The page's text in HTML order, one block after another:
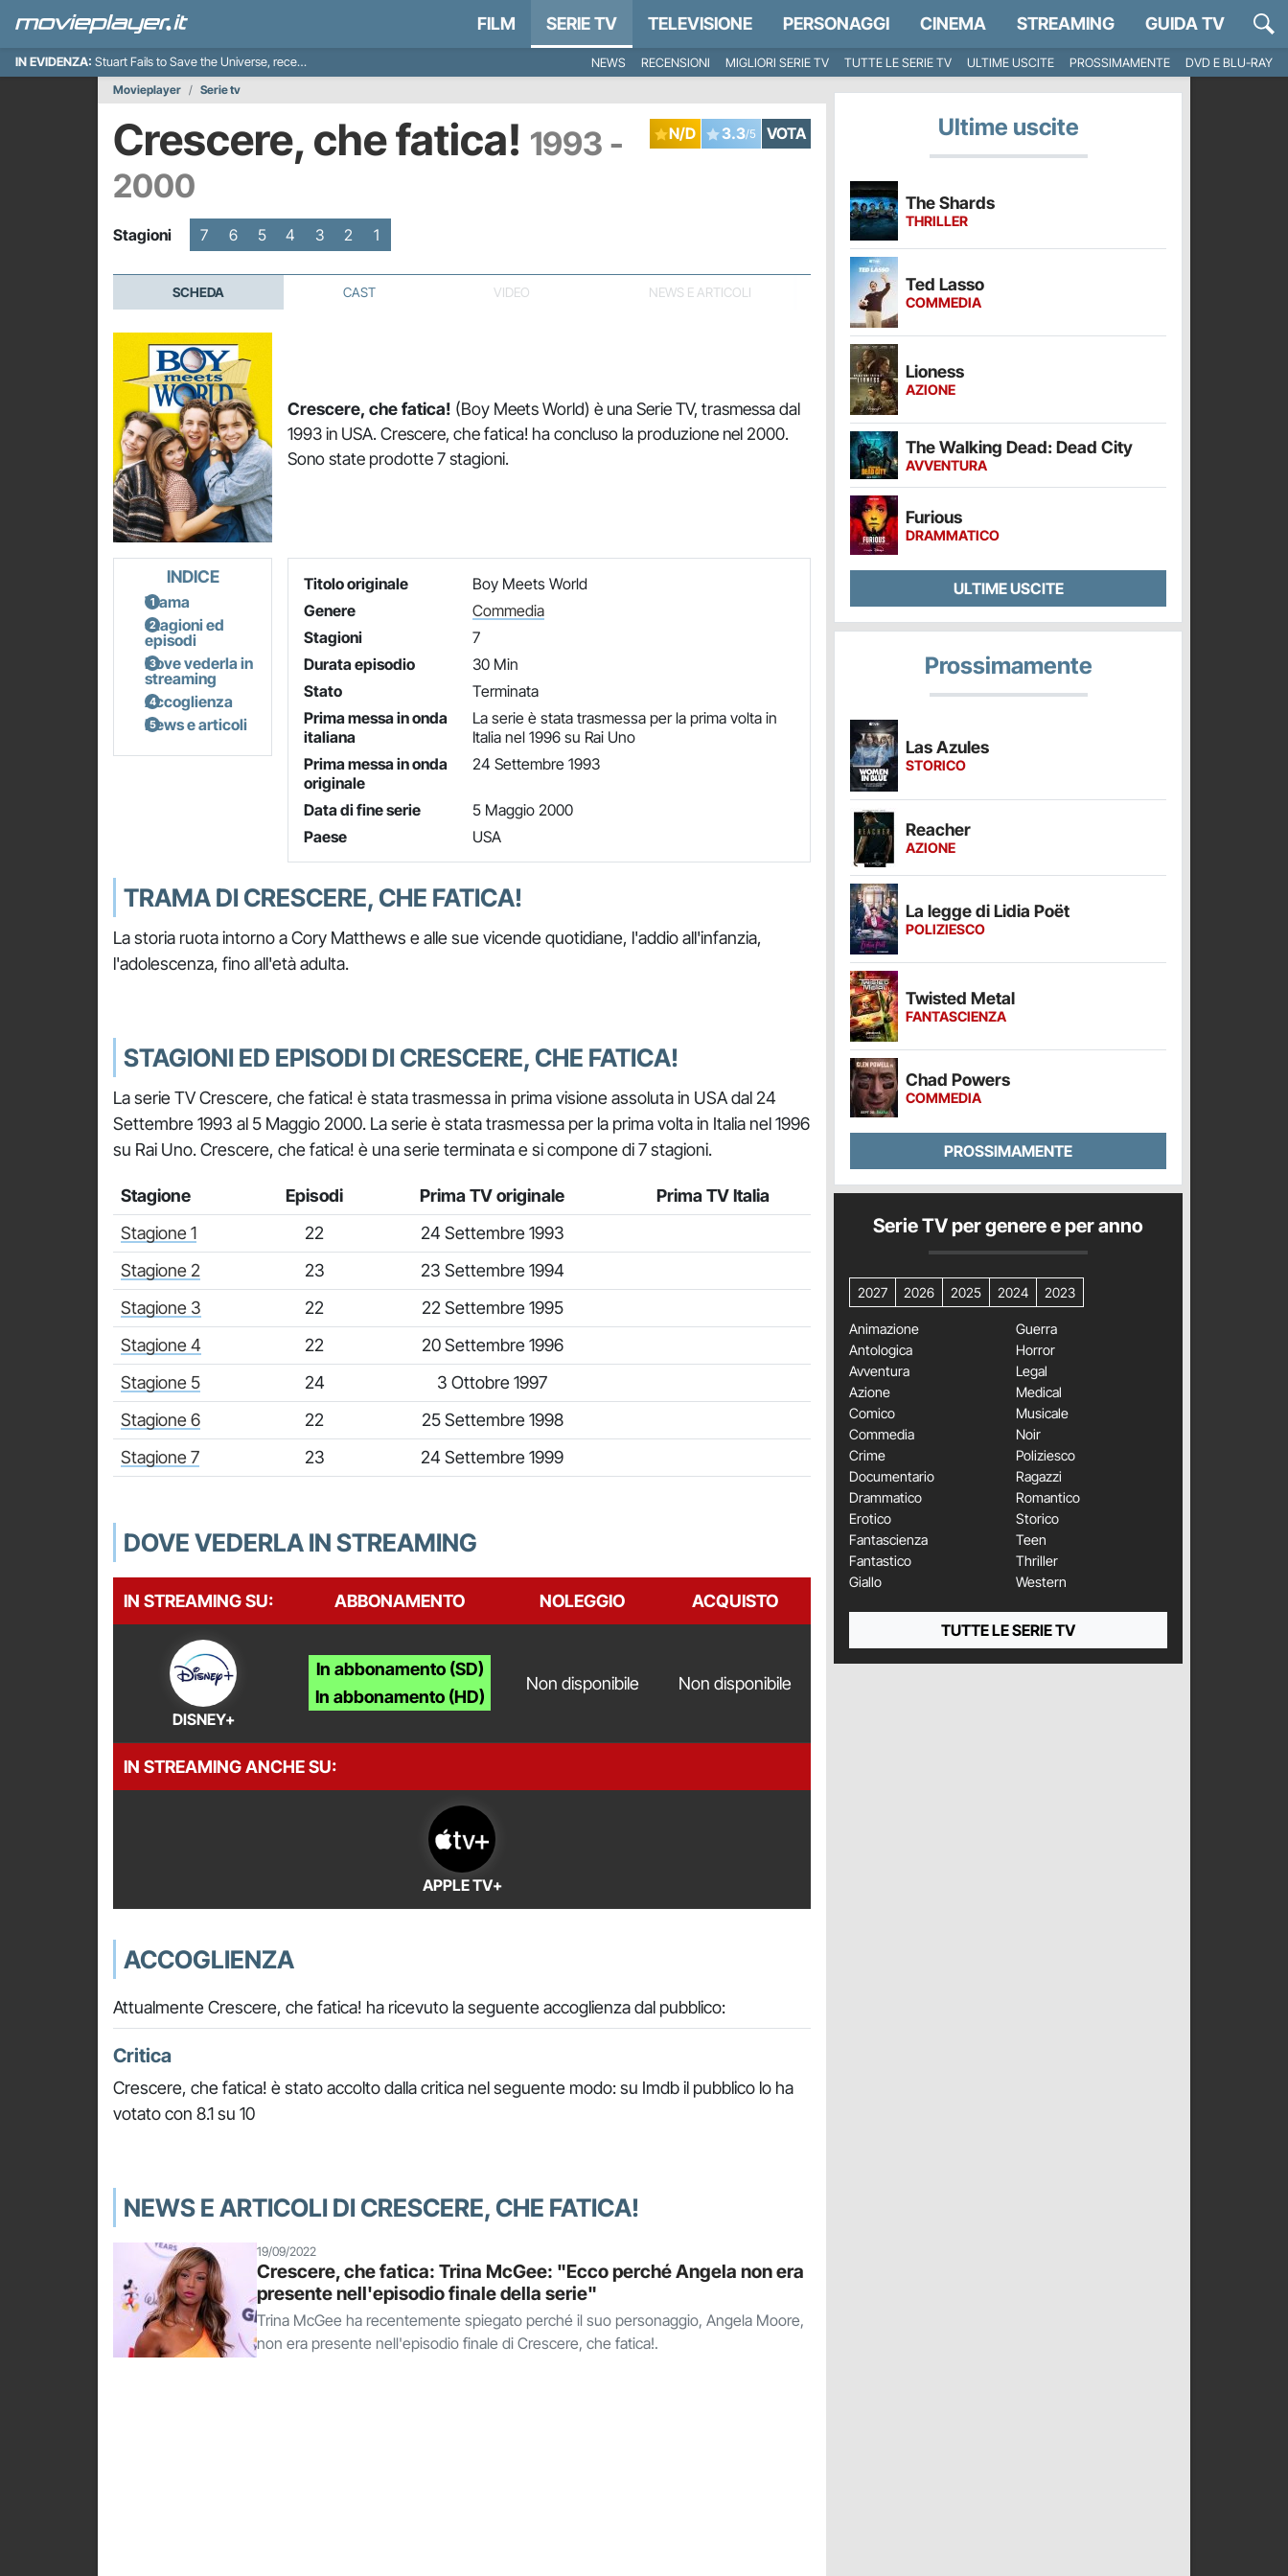
FILM SERIE TV TELEVISIONE PERSONAGGI CINEMA STREAMING GUIDA TV
IN EVIDENZA: Stuart Fails to Save the Universe, recensione NEWS RECENSIONI MIGLIORI SERIE TV TUTTE LE SERIE TV ULTIME USCITE PROSSIMAMENTE
DVD E BLU-RAY
Movieplayer
Serie tv
Crescere, che fatica! 1993 -
2000
N/D 3.3/5 VOTA
Stagioni 7 6 5 4 3 2 1
SCHEDA CAST VIDEO NEWS E ARTICOLI
Crescere, che fatica! (Boy Meets World) è una Serie TV, trasmessa dal
1993 in USA. Crescere, che fatica! ha concluso la produzione nel 2000.
Sono state prodotte 7 stagioni.
INDICE
Trama
Stagioni ed
episodi
Dove vederla in
streaming
Accoglienza
News e articoli
Titolo originale
Boy Meets World
Genere
Commedia
Stagioni
7
Durata episodio
30 Min
Stato
Terminata
Prima messa in onda
italiana
La serie è stata trasmessa per la prima volta in
Italia nel 1996 su Rai Uno
Prima messa in onda
originale
24 Settembre 1993
Data di fine serie
5 Maggio 2000
Paese
USA
TRAMA DI CRESCERE, CHE FATICA!
La storia ruota intorno a Cory Matthews e alle sue vicende quotidiane, l'addio all'infanzia,
l'adolescenza, fino all'età adulta.
STAGIONI ED EPISODI DI CRESCERE, CHE FATICA!
La serie TV Crescere, che fatica! è stata trasmessa in prima visione assoluta in USA dal 24
Settembre 1993 al 5 Maggio 2000. La serie è stata trasmessa per la prima volta in Italia nel 1996
su Rai Uno. Crescere, che fatica! è una serie terminata e si compone di 7 stagioni.
Stagione Episodi Prima TV originale
Prima TV Italia
Stagione 1
22
24 Settembre 1993
Stagione 2
23
23 Settembre 1994
Stagione 3
22
22 Settembre 1995
Stagione 4
22
20 Settembre 1996
Stagione 5
24
3 Ottobre 1997
Stagione 6
22
25 Settembre 1998
Stagione 7
23 24 Settembre 1999
DOVE VEDERLA IN STREAMING
IN STREAMING SU: ABBONAMENTO NOLEGGIO ACQUISTO
DISNEY+
In abbonamento (SD)
In abbonamento (HD)
Non disponibile Non disponibile
IN STREAMING ANCHE SU:
APPLE TV+
ACCOGLIENZA
Attualmente Crescere, che fatica! ha ricevuto la seguente accoglienza dal pubblico:
Critica
Crescere, che fatica! è stato accolto dalla critica nel seguente modo: su Imdb il pubblico lo ha
votato con 8.1 su 10
NEWS E ARTICOLI DI CRESCERE, CHE FATICA!
19/09/2022
Crescere, che fatica: Trina McGee: "Ecco perché Angela non era
presente nell'episodio finale della serie"
Trina McGee ha recentemente spiegato perché il suo personaggio, Angela Moore,
non era presente nell'episodio finale di Crescere, che fatica!.
Ultime uscite
The Shards
THRILLER
Ted Lasso
COMMEDIA
Lioness
AZIONE
The Walking Dead: Dead City
AVVENTURA
Furious
DRAMMATICO
ULTIME USCITE
Prossimamente
Las Azules
STORICO
Reacher
AZIONE
La legge di Lidia Poët
POLIZIESCO
Twisted Metal
FANTASCIENZA
Chad Powers
COMMEDIA
PROSSIMAMENTE
Serie TV per genere e per anno
2027 2026 2025 2024 2023
Animazione
Antologica
Avventura
Azione
Comico
Commedia
Crime
Documentario
Drammatico
Erotico
Fantascienza
Fantastico
Giallo
Guerra
Horror
Legal
Medical
Musicale
Noir
Poliziesco
Ragazzi
Romantico
Storico
Teen
Thriller
Western
TUTTE LE SERIE TV